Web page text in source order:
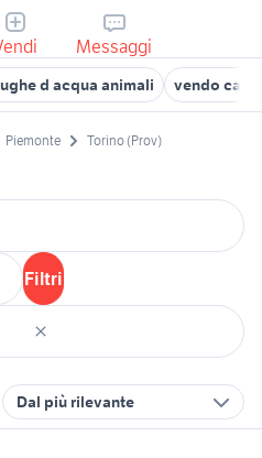
Messaggi
d acqua animali vendo cani
Piemonte Torino (Prov)
Filtri
Dal più rilevante